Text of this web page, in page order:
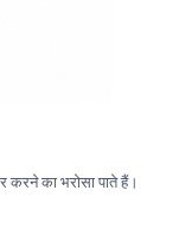
का भरोसा पाते हैं।